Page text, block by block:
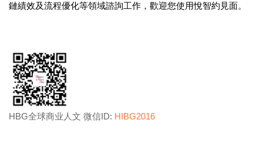
鏈績效及流程優化等領域諮詢工作，歡迎您使用悅智約見面。
HBG全球商业人文 微信ID: HIBG2016